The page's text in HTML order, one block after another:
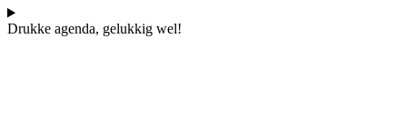
Drukke agenda, gelukkig wel!